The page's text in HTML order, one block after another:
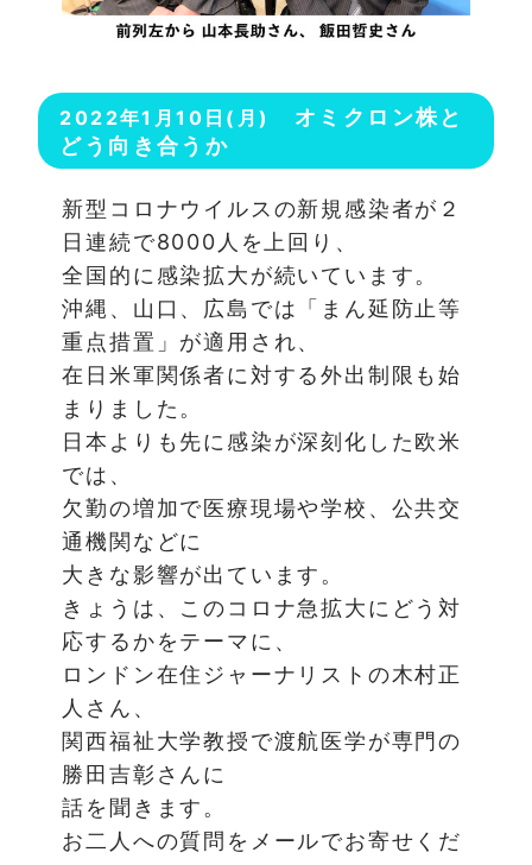
2022年1月10日(月)
オミクロン株と
どう向き合うか
新型コロナウイルスの新規感染者が２
日連続で8000人を上回り、
全国的に感染拡大が続いています。
沖縄、山口、広島では「まん延防止等
重点措置」が適用され、
在日米軍関係者に対する外出制限も始
まりました。
日本よりも先に感染が深刻化した欧米
では、
欠勤の増加で医療現場や学校、公共交
通機関などに
大きな影響が出ています。
きょうは、このコロナ急拡大にどう対
応するかをテーマに、
ロンドン在住ジャーナリストの木村正
人さん、
関西福祉大学教授で渡航医学が専門の
勝田吉彰さんに
話を聞きます。
お二人への質問をメールでお寄せくだ